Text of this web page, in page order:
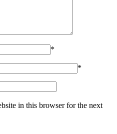
*
*
in this browser for the next